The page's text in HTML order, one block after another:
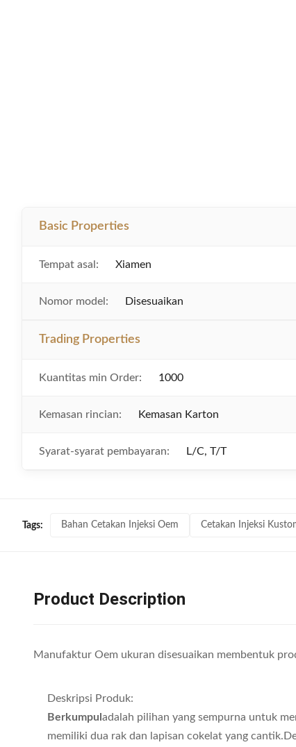
Basic Properties
Tempat asal: Xiamen
Nomor model: Disesuaikan
Trading Properties
Kuantitas min Order: 1000
Kemasan rincian: Kemasan Karton
Syarat-syarat pembayaran: L/C, T/T
Tags: Bahan Cetakan Injeksi Oem Cetakan Injeksi
Product Description
Manufaktur Oem ukuran disesuaikan membentuk
Deskripsi Produk:
Berkumpul adalah pilihan yang sempurna untuk
memiliki dua rak dan lapisan cokelat yang